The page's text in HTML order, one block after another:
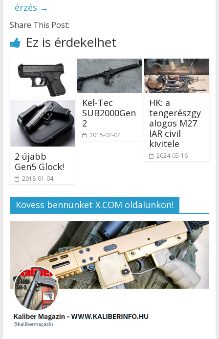
érzés →
Share This Post:
Ez is érdekelhet
2 újabb
Gen5 Glock!
2018-01-04
Kel-Tec
SUB2000Gen
2
2015-02-04
HK: a
tengerészgy
alogos M27
IAR civil
kivitele
2024-05-16
Kövess bennünket X.COM oldalunkon!